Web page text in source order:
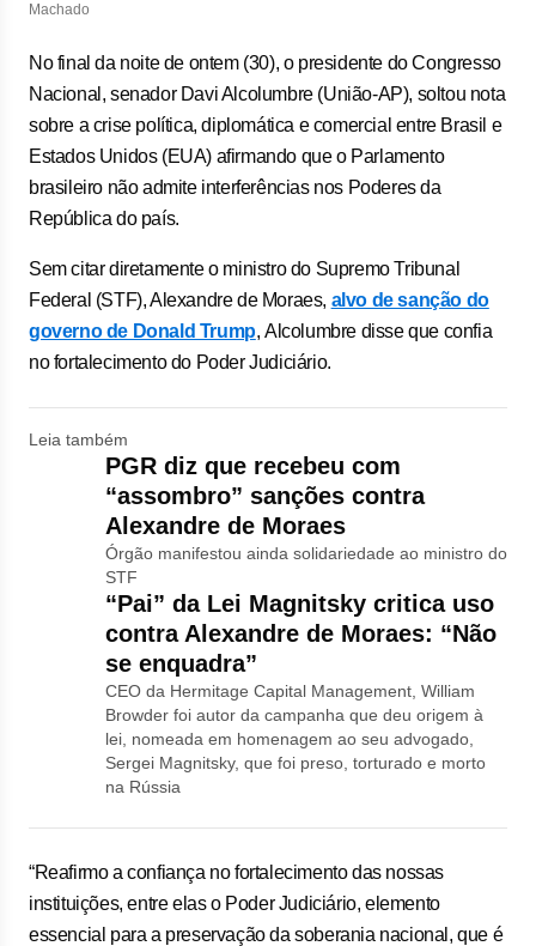
Machado
No final da noite de ontem (30), o presidente do Congresso
Nacional, senador Davi Alcolumbre (União-AP), soltou nota
sobre a crise política, diplomática e comercial entre Brasil e
Estados Unidos (EUA) afirmando que o Parlamento
brasileiro não admite interferências nos Poderes da
República do país.
Sem citar diretamente o ministro do Supremo Tribunal
Federal (STF), Alexandre de Moraes, alvo de sanção do
governo de Donald Trump, Alcolumbre disse que confia
no fortalecimento do Poder Judiciário.
Leia também
PGR diz que recebeu com
“assombro” sanções contra
Alexandre de Moraes
Órgão manifestou ainda solidariedade ao ministro do
STF
“Pai” da Lei Magnitsky critica uso
contra Alexandre de Moraes: “Não
se enquadra”
CEO da Hermitage Capital Management, William
Browder foi autor da campanha que deu origem à
lei, nomeada em homenagem ao seu advogado,
Sergei Magnitsky, que foi preso, torturado e morto
na Rússia
“Reafirmo a confiança no fortalecimento das nossas
instituições, entre elas o Poder Judiciário, elemento
essencial para a preservação da soberania nacional, que é